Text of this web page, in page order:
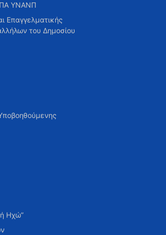
ΥΝΑΝΠ
Επαγγελματικής
του Δημοσίου
Ηχώ”